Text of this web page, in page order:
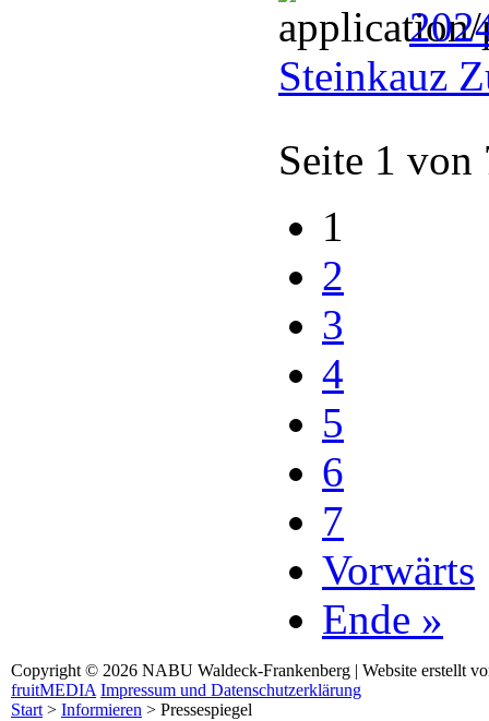
Steinkauz
Seite 1 von
1
2
3
4
5
6
7
Vorwärts
Ende »
Copyright © 2026 NABU Waldeck-Frankenberg | Website erstellt
fruitMEDIA Impressum und Datenschutzerklärung
Start> Informieren > Pressespiegel